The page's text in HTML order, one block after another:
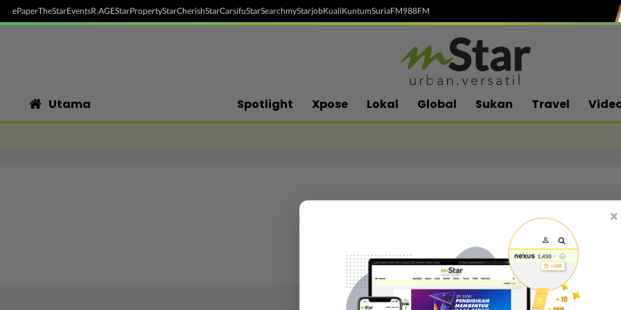
ePaperTheStarEventsR.AGEStarPropertyStarCherishStarCarsifuStarSearchmyStarjobKualiKuntumSuriaFM988FM
Utama Spotlight Xpose Lokal Global Sukan Travel
Follow media sosial kami
×